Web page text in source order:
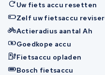
Uw fiets accu resetten
Zelf uw fietsaccu
Actieradius aantal Ah
Goedkope accu
Fietsaccu opladen
Bosch fietsaccu